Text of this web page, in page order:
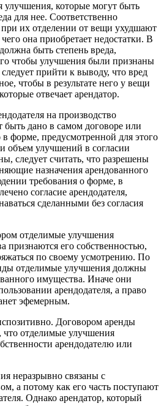
которые могут быть
для нее. Соответственно
их отделении от вещи ухудшают
она приобретает недостатки. В
быть степень вреда,
чтобы улучшения были признаны
прийти к выводу, что вред
чтобы в результате него у вещи
отвечает арендатор.
на производство
дано в самом договоре или
в форме, предусмотренной для этого
объем улучшений в согласии
следует считать, что разрешены
назначения арендованного
требования о форме, в
согласие арендодателя,
сделанными без согласия
отделимые улучшения
признаются его собственностью,
по своему усмотрению. По
отделимые улучшения должны
имущества. Иначе они
арендодателя, а право
эфемерным.
Договором аренды
что отделимые улучшения
арендодателю или
неразрывно связаны с
а потому как его часть поступают
Однако арендатор, который